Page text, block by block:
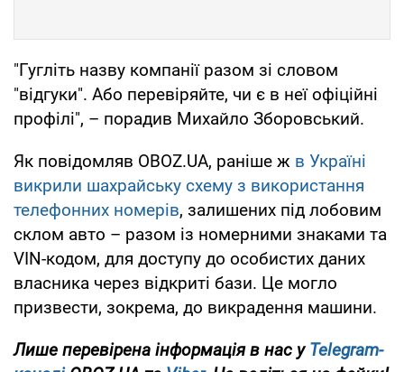
"Гугліть назву компанії разом зі словом
"відгуки". Або перевіряйте, чи є в неї офіційні
профілі", – порадив Михайло Зборовський.
Як повідомляв OBOZ.UA, раніше ж в Україні
викрили шахрайську схему з використання
телефонних номерів, залишених під лобовим
склом авто – разом із номерними знаками та
VIN-кодом, для доступу до особистих даних
власника через відкриті бази. Це могло
призвести, зокрема, до викрадення машини.
Лише перевірена інформація в нас уTelegram-